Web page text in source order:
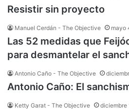
Resistir sin proyecto
Manuel Cerdán - The Objective mayo
Las 52 medidas que
para desmantelar el
Antonio Caño - The Objective
Antonio Caño: El
Ketty Garat - The Objective diciembre